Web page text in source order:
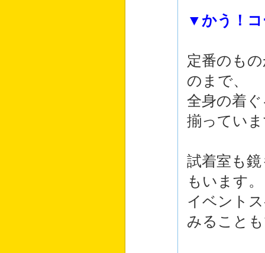
▼かう！コ
定番のも
のまで、
全身の着
揃ってい
試着室も
もいます。
イベント
みること